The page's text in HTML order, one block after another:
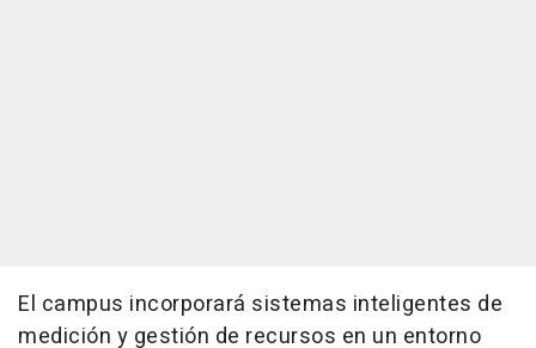
El campus incorporará sistemas inteligentes de
medición y gestión de recursos en un entorno